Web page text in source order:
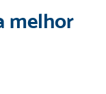
melhor